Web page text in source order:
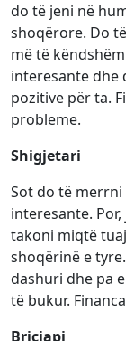
do të jeni në
shoqërore. Do
më të
interesante dhe
pozitive për ta.
probleme.
Shigjetari
Sot do të merrni
interesante.
takoni miqtë
shoqërinë e
dashuri dhe pa
të bukur.
Bricjapi